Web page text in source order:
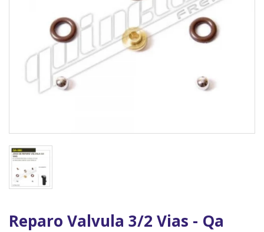
Reparo Valvula 3/2 Vias - Qa